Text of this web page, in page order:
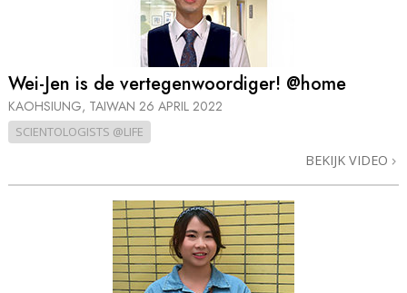
Wei-Jen is de vertegenwoordiger! @home
KAOHSIUNG, TAIWAN 26 APRIL 2022
SCIENTOLOGISTS @LIFE
BEKIJK VIDEO